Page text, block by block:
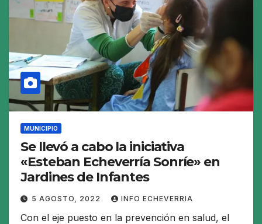
MUNICIPIO
Se llevó a cabo la iniciativa
«Esteban Echeverría Sonríe» en
Jardines de Infantes
5 AGOSTO, 2022 INFO ECHEVERRIA
Con el eje puesto en la prevención en salud, el